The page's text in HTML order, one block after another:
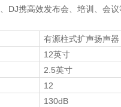
DJ携高效发布会、培训、会议
有源柱式扩声扬声器
12英寸
2.5英寸
12
130dB